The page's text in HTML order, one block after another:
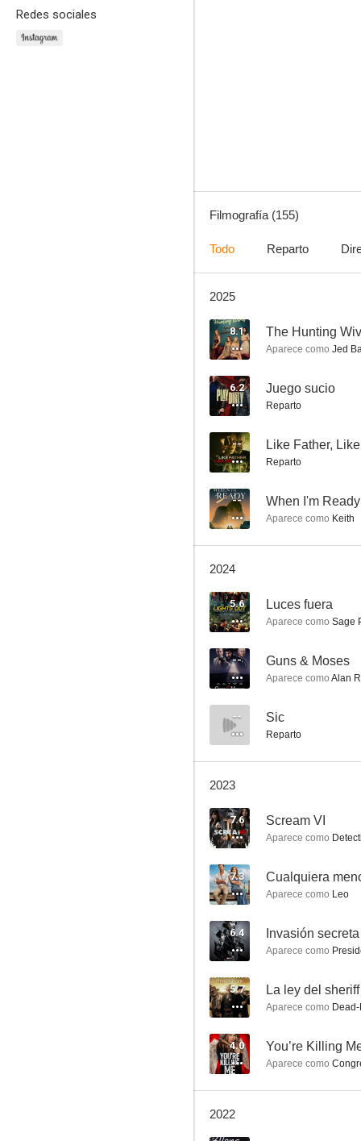
Redes sociales
8.4
7.8
The Purge
Zodiac
7.2
Copycat
Filmografía (155)
Todo Reparto
2025
8.1 The Hunting
Aparece como Jed
6.2 Juego sucio
Reparto
-- Like Father,
Reparto
-- When I'm Ready
Aparece como Keith
2024
5.6 Luces fuera
Aparece como Sage
-- Guns & Moses
Aparece como Alan
-- Sic
Reparto
2023
7.6 Scream VI
Aparece como
7.3 Cualquiera
Aparece como Leo
6.4 Invasión secreta
Aparece como
5.7 La ley del
Aparece como
4.0 You’re Killing
Aparece como
2022